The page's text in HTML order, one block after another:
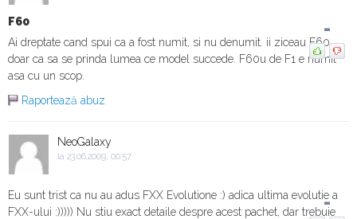
F60
Ai dreptate cand spui ca a fost numit, si nu denumit. ii ziceau F60
doar ca sa se prinda lumea ce model succede. F60u de F1 e numit
asa cu un scop.
Raportează abuz
-
NeoGalaxy
la 23.06.2009, 00:57
Eu sunt trist ca nu au adus FXX Evolutione :) adica ultima evolutie a
FXX-ului :))))) Nu stiu exact detaile despre acest pachet, dar trebuie
-